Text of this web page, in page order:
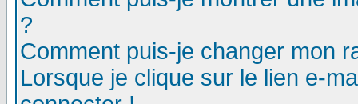
?
Comment puis-je changer mon
Lorsque je clique sur le lien e-